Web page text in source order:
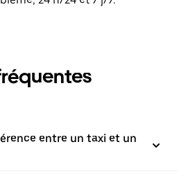
entre un taxi et un